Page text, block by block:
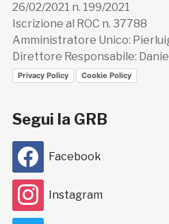
26/02/2021 n. 199/2021
Iscrizione al ROC n. 37788
Amministratore Unico:
Direttore Responsabile:
Privacy Policy Cookie Policy
Segui la GRB
Facebook
Instagram